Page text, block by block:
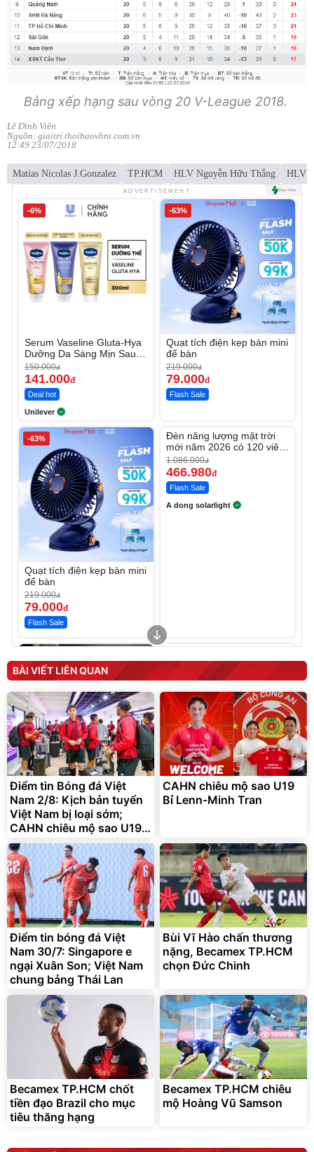
Bảng xếp hạng sau vòng 20 V-League 2018.
Lê Đình Viên
Nguồn: giaitri.thoibaovhnt.com.vn
12:49 23/07/2018
Matias Nicolas J.Gonzalez TP.HCM HLV Nguyễn Hữu Thắng HLV
ADVERTISEMENT
-6%
Serum Vaseline Gluta-Hya
Dưỡng Da Sáng Mịn Sau 7
Ngày
150.000đ
141.000đ
Deal hot
Unilever
-63%
Quạt tích điện kẹp bàn mini
để bàn
219.000đ
79.000đ
Flash Sale
-63%
Quạt tích điện kẹp bàn mini
để bàn
219.000đ
79.000đ
Flash Sale
-56%
Đèn năng lượng mặt trời
mới năm 2026 có 120 viên
LED lớn
1.086.000đ
466.980đ
Flash Sale
A dong solarlight
Lót ghế ôtô, nâng lưng
chống nóng giúp thoải mái
trong di chuyển
295.000đ
sâu khỏi bụi mịn
198.000đ
Bán chạy
Vòi xịt tăng áp dành cho
rửa xe, tưới cây
161.000đ
70.000đ
Bán chạy
Sữa nước Ensure Abbott,
thùng 24 chai
1.250.000đ
Hàng chính hãng
Ensure
BÀI VIẾT LIÊN QUAN
Điểm tin Bóng đá Việt
Nam 2/8: Kịch bản tuyển
Việt Nam bị loại sớm;
CAHN chiêu mộ sao U19
Bỉ
CAHN chiêu mộ sao U19
Bỉ Lenn-Minh Tran
Điểm tin bóng đá Việt
Nam 30/7: Singapore e
ngại Xuân Son; Việt Nam
chung bảng Thái Lan
Bùi Vĩ Hào chấn thương
nặng, Becamex TP.HCM
chọn Đức Chinh
Becamex TP.HCM chốt
tiền đạo Brazil cho mục
tiêu thăng hạng
Becamex TP.HCM chiêu
mộ Hoàng Vũ Samson